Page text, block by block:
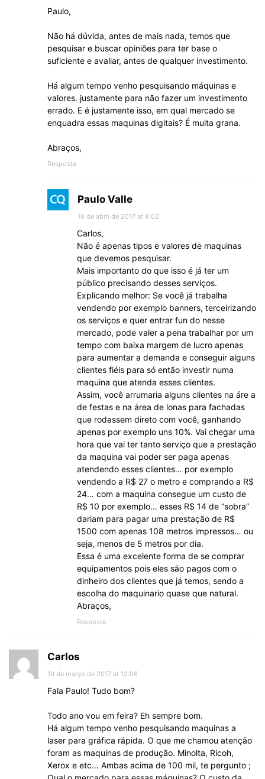
Paulo,
Não há dúvida, antes de mais nada, temos que
pesquisar e buscar opiniões para ter base o
suficiente e avaliar, antes de qualquer investimento.
Há algum tempo venho pesquisando máquinas e
valores. justamente para não fazer um investimento
errado. E é justamente isso, em qual mercado se
enquadra essas maquinas digitais? É muita grana.
Abraços,
Resposta
Paulo Valle
16 de abril de 2017 at 8:02
Carlos,
Não é apenas tipos e valores de maquinas
que devemos pesquisar.
Mais importanto do que isso é já ter um
público precisando desses serviços.
Explicando melhor: Se você já trabalha
vendendo por exemplo banners, terceirizando
os serviços e quer entrar fun do nesse
mercado, pode valer a pena trabalhar por um
tempo com baixa margem de lucro apenas
para aumentar a demanda e conseguir alguns
clientes fiéis para só então investir numa
maquina que atenda esses clientes.
Assim, você arrumaria alguns clientes na áre a
de festas e na área de lonas para fachadas
que rodassem direto com você, ganhando
apenas por exemplo uns 10%. Vai chegar uma
hora que vai ter tanto serviço que a prestação
da maquina vai poder ser paga apenas
atendendo esses clientes… por exemplo
vendendo a R$ 27 o metro e comprando a R$
24… com a maquina consegue um custo de
R$ 10 por exemplo… esses R$ 14 de “sobra”
dariam para pagar uma prestação de R$
1500 com apenas 108 metros impressos… ou
seja, menos de 5 metros por dia.
Essa é uma excelente forma de se comprar
equipamentos pois eles são pagos com o
dinheiro dos clientes que já temos, sendo a
escolha do maquinario quase que natural.
Abraços,
Resposta
Carlos
19 de março de 2017 at 12:06
Fala Paulo! Tudo bom?
Todo ano vou em feira? Eh sempre bom.
Há algum tempo venho pesquisando maquinas a
laser para gráfica rápida. O que me chamou atenção
foram as maquinas de produção. Minolta, Ricoh,
Xerox e etc… Ambas acima de 100 mil, te pergunto ;